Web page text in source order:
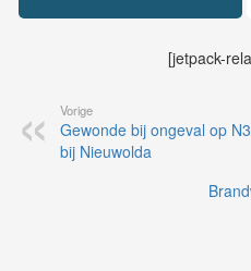
[jetpack-
Vorige
Gewonde bij ongeval op
bij Nieuwolda